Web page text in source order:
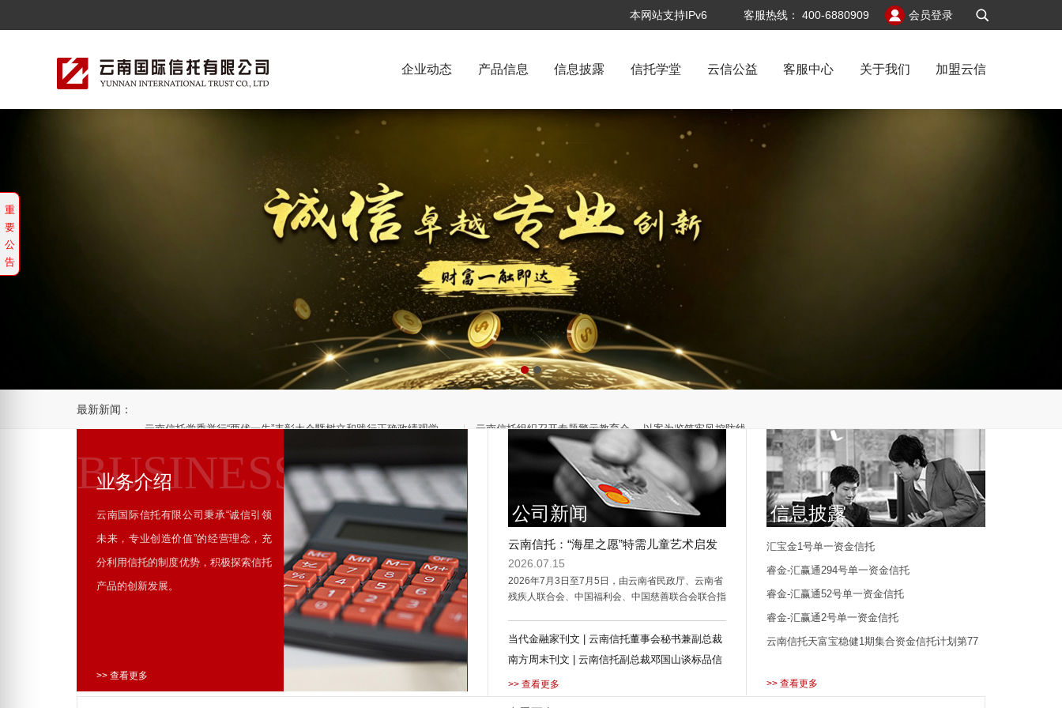
会员登录
客服热线： 400-6880909
本网站支持IPv6
企业动态 产品信息 信息披露 信托学堂 云信公益 客服中心 关于我们 加盟云信
最新新闻：
云南信托党委举行“两优一先”表彰大会暨树立和践行正确政绩观学… 云南信托组织召开专题警示教育会， 以案为鉴筑牢风控防线
坚守正确政绩观 勇担发展新使命——公司召开党委扩大会议进行专…
云南信托：“海星之愿”特需儿童艺术启发公益演出活动顺利举办 当代金融家刊文 | 云南信托董事会秘书兼副总裁张洪涛：锚定标…
南方周末刊文 | 云南信托副总裁邓国山谈标品信托转型与养老信…
坚守正确政绩观 勇担发展新使命——公司召开党委扩大会议进行专…
云南信托：“海星之愿”特需儿童艺术启发公益演出活动顺利举办 当代金融家刊文 | 云南信托董事会秘书兼副总裁张洪涛：锚定标…
南方周末刊文 | 云南信托副总裁邓国山谈标品信托转型与养老信…
重
要
公
告
BUSINESS
业务介绍
云南国际信托有限公司秉承“诚信引领
未来，专业创造价值”的经营理念，充
分利用信托的制度优势，积极探索信托
产品的创新发展。
>> 查看更多
公司新闻
云南信托：“海星之愿”特需儿童艺术启发
公益演出活动顺利举办
2026.07.15
2026年7月3日至7月5日，由云南省民政厅、云南省
残疾人联合会、中国福利会、中国慈善联合会联合指
办的“海星之愿”特需儿童公益演出活动顺利举办。“海
星之愿”是面向孤独症谱系障碍特需儿童打造的全国
等、专业的艺术体验平台，用剧场艺术为孩子们提供
当代金融家刊文 | 云南信托董事会秘书兼副总裁
张洪涛：锚定标品赛道多维度夯实核心竞争力，
重构信托业高质量发展新动能
南方周末刊文 | 云南信托副总裁邓国山谈标品信
托转型与养老信托普惠化
>> 查看更多
信息披露
汇宝金1号单一资金信托
睿金-汇赢通294号单一资金信托
睿金-汇赢通52号单一资金信托
睿金-汇赢通2号单一资金信托
云南信托天富宝稳健1期集合资金信托计划第77
>> 查看更多